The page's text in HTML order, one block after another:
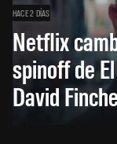
HACE 2 DÍAS
Netflix
spinoff de
David